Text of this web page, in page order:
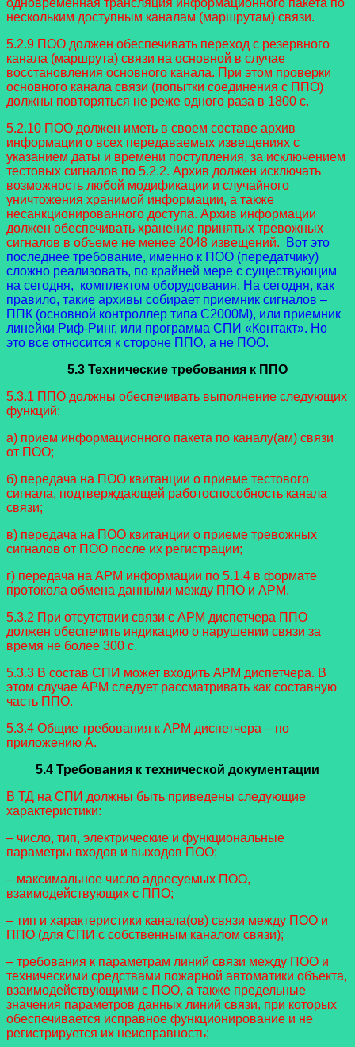
нескольким доступным каналам (маршрутам) связи.
5.2.9 ПОО должен обеспечивать переход с резервного
канала (маршрута) связи на основной в случае
восстановления основного канала. При этом проверки
основного канала связи (попытки соединения с ППО)
должны повторяться не реже одного раза в 1800 с.
5.2.10 ПОО должен иметь в своем составе архив
информации о всех передаваемых извещениях с
указанием даты и времени поступления, за исключением
тестовых сигналов по 5.2.2. Архив должен исключать
возможность любой модификации и случайного
уничтожения хранимой информации, а также
несанкционированного доступа. Архив информации
должен обеспечивать хранение принятых тревожных
сигналов в объеме не менее 2048 извещений.
Вот это
последнее требование, именно к ПОО (передатчику)
сложно реализовать, по крайней мере с существующим
на сегодня, комплектом оборудования. На сегодня, как
правило, такие архивы собирает приемник сигналов –
ППК (основной контроллер типа С2000М), или приемник
линейки Риф-Ринг, или программа СПИ «Контакт». Но
это все относится к стороне ППО, а не ПОО.
5.3 Технические требования к ППО
5.3.1 ППО должны обеспечивать выполнение следующих
функций:
а) прием информационного пакета по каналу(ам) связи
от ПОО;
б) передача на ПОО квитанции о приеме тестового
сигнала, подтверждающей работоспособность канала
связи;
в) передача на ПОО квитанции о приеме тревожных
сигналов от ПОО после их регистрации;
г) передача на АРМ информации по 5.1.4 в формате
протокола обмена данными между ППО и АРМ.
5.3.2 При отсутствии связи с АРМ диспетчера ППО
должен обеспечить индикацию о нарушении связи за
время не более 300 с.
5.3.3 В состав СПИ может входить АРМ диспетчера. В
этом случае АРМ следует рассматривать как составную
часть ППО.
5.3.4 Общие требования к АРМ диспетчера – по
приложению А.
5.4 Требования к технической документации
В ТД на СПИ должны быть приведены следующие
характеристики:
– число, тип, электрические и функциональные
параметры входов и выходов ПОО;
– максимальное число адресуемых ПОО,
взаимодействующих с ППО;
– тип и характеристики канала(ов) связи между ПОО и
ППО (для СПИ с собственным каналом связи);
– требования к параметрам линий связи между ПОО и
техническими средствами пожарной автоматики объекта,
взаимодействующими с ПОО, а также предельные
значения параметров данных линий связи, при которых
обеспечивается исправное функционирование и не
регистрируется их неисправность;